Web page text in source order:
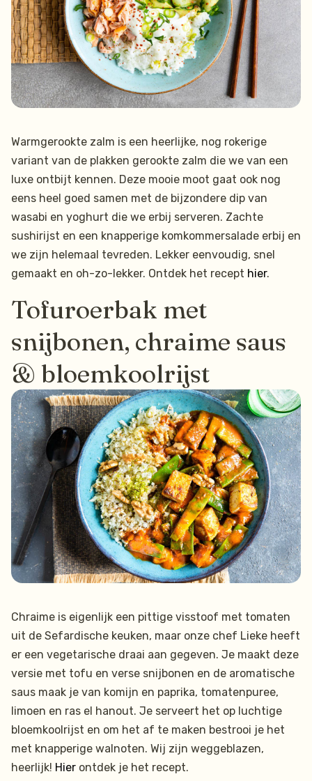
Warmgerookte zalm is een heerlijke, nog rokerige
variant van de plakken gerookte zalm die we van een
luxe ontbijt kennen. Deze mooie moot gaat ook nog
eens heel goed samen met de bijzondere dip van
wasabi en yoghurt die we erbij serveren. Zachte
sushirijst en een knapperige komkommersalade erbij en
we zijn helemaal tevreden. Lekker eenvoudig, snel
gemaakt en oh-zo-lekker. Ontdek het recept hier.
Tofuroerbak met
snijbonen, chraime saus
& bloemkoolrijst
Chraime is eigenlijk een pittige visstoof met tomaten
uit de Sefardische keuken, maar onze chef Lieke heeft
er een vegetarische draai aan gegeven. Je maakt deze
versie met tofu en verse snijbonen en de aromatische
saus maak je van komijn en paprika, tomatenpuree,
limoen en ras el hanout. Je serveert het op luchtige
bloemkoolrijst en om het af te maken bestrooi je het
met knapperige walnoten. Wij zijn weggeblazen,
heerlijk! Hier ontdek je het recept.